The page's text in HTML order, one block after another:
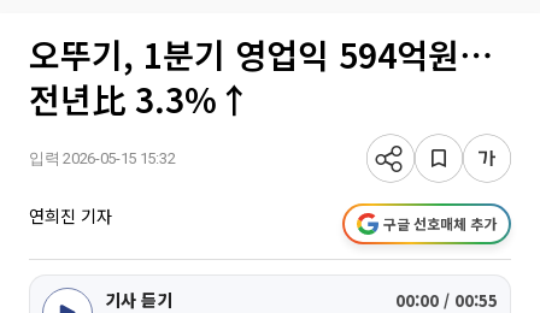
오뚜기, 1분기 영업익 594억원⋯
전년比 3.3%↑
입력 2026-05-15 15:32
연희진 기자 구글 선호매체 추가
기사 듣기 00:00 / 00:55